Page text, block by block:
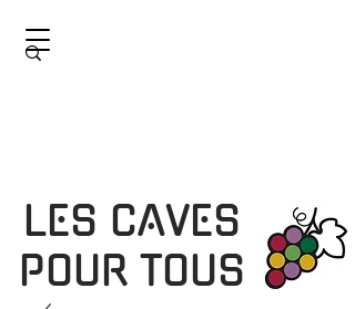
LES CAVES
POUR TOUS